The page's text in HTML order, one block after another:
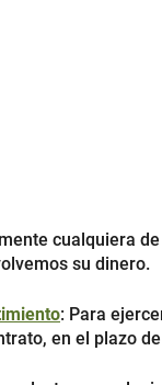
cualquiera
su dinero.
: Para
en el plazo